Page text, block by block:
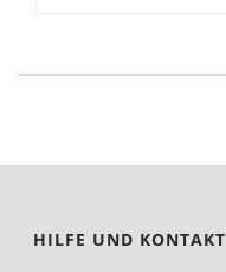
HILFE UND KONTAKT